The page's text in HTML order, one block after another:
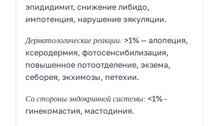
эпидидимит, снижение либидо,
импотенция, нарушение эякуляции.
Дерматологические реакции:>1% — алопеция,
ксеродермия, фотосенсибилизация,
повышенное потоотделение, экзема,
себорея, экхимозы, петехии.
Со стороны эндокринной системы: <1% -
гинекомастия, мастодиния.